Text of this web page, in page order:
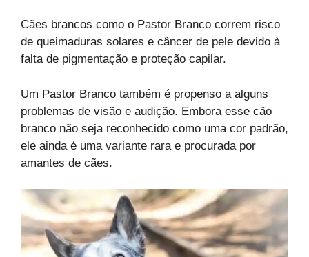
Cães brancos como o Pastor Branco correm risco
de queimaduras solares e câncer de pele devido à
falta de pigmentação e proteção capilar.
Um Pastor Branco também é propenso a alguns
problemas de visão e audição. Embora esse cão
branco não seja reconhecido como uma cor padrão,
ele ainda é uma variante rara e procurada por
amantes de cães.